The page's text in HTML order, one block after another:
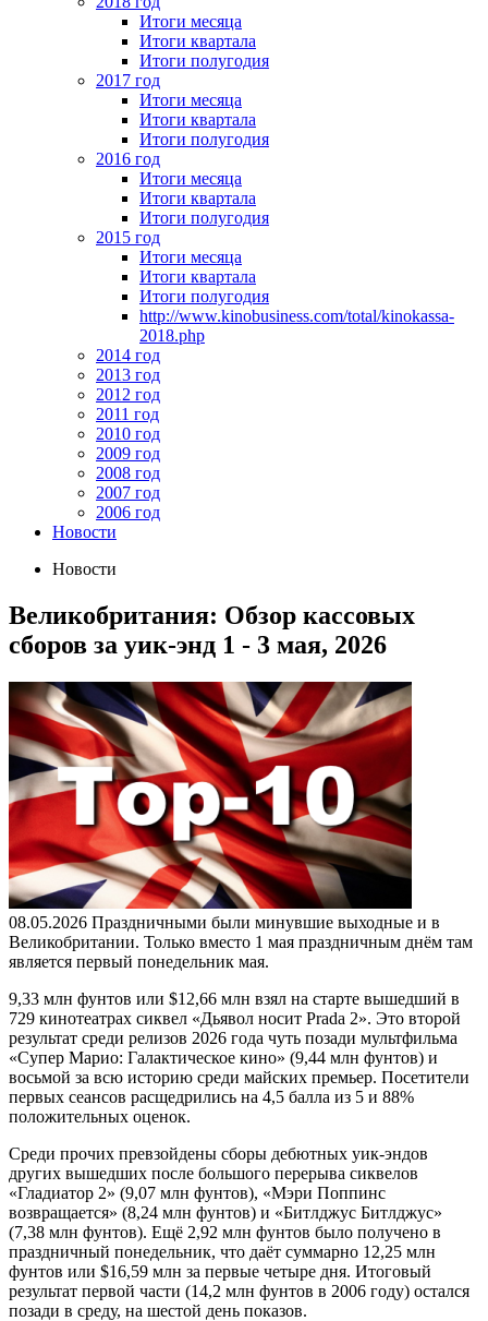
Итоги месяца
Итоги квартала
Итоги полугодия
2017 год
Итоги месяца
Итоги квартала
Итоги полугодия
2016 год
Итоги месяца
Итоги квартала
Итоги полугодия
2015 год
Итоги месяца
Итоги квартала
Итоги полугодия
http://www.kinobusiness.com/total/kinokassa-
2018.php
2014 год
2013 год
2012 год
2011 год
2010 год
2009 год
2008 год
2007 год
2006 год
Новости
Новости
Великобритания: Обзор кассовых
сборов за уик-энд 1 - 3 мая, 2026
08.05.2026 Праздничными были минувшие выходные и в
Великобритании. Только вместо 1 мая праздничным днём там
является первый понедельник мая.
9,33 млн фунтов или $12,66 млн взял на старте вышедший в
729 кинотеатрах сиквел «Дьявол носит Prada 2». Это второй
результат среди релизов 2026 года чуть позади мультфильма
«Супер Марио: Галактическое кино» (9,44 млн фунтов) и
восьмой за всю историю среди майских премьер. Посетители
первых сеансов расщедрились на 4,5 балла из 5 и 88%
положительных оценок.
Среди прочих превзойдены сборы дебютных уик-эндов
других вышедших после большого перерыва сиквелов
«Гладиатор 2» (9,07 млн фунтов), «Мэри Поппинс
возвращается» (8,24 млн фунтов) и «Битлджус Битлджус»
(7,38 млн фунтов). Ещё 2,92 млн фунтов было получено в
праздничный понедельник, что даёт суммарно 12,25 млн
фунтов или $16,59 млн за первые четыре дня. Итоговый
результат первой части (14,2 млн фунтов в 2006 году) остался
позади в среду, на шестой день показов.